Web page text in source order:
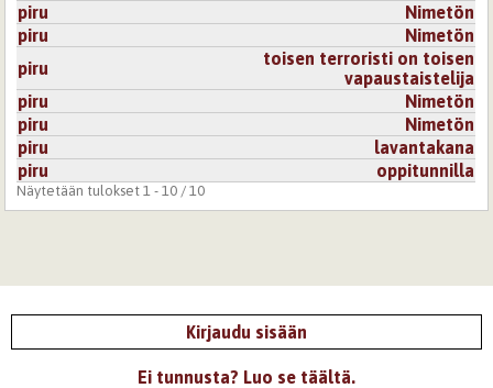
piru
Nimetön
piru
Nimetön
piru
toisen terroristi on toisen
vapaustaistelija
piru
Nimetön
piru
Nimetön
piru
lavantakana
piru
oppitunnilla
Näytetään tulokset 1 - 10 / 10
Kirjaudu sisään
Ei tunnusta? Luo se täältä.